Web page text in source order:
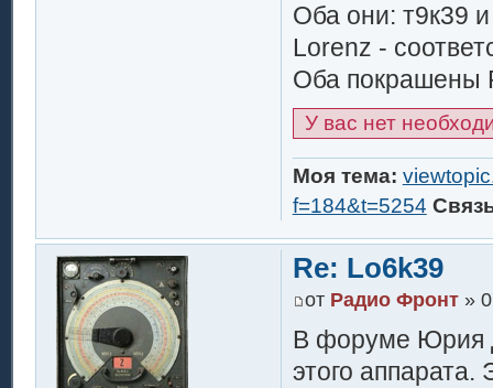
Оба они: т9к39
Lorenz -
Оба покрашены
У вас нет
Моя тема:
f=184&t=5254
Re: Lo6k39
от Радио Фронт»
В форуме Юрия
этого